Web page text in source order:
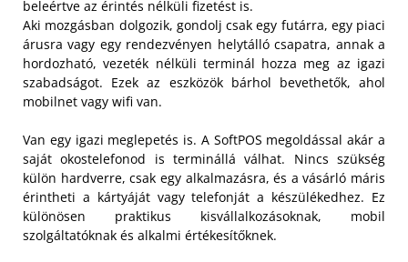
beleértve az érintés nélküli fizetést is.
Aki mozgásban dolgozik, gondolj csak egy futárra, egy piaci
árusra vagy egy rendezvényen helytálló csapatra, annak a
hordozható, vezeték nélküli terminál hozza meg az igazi
szabadságot. Ezek az eszközök bárhol bevethetők, ahol
mobilnet vagy wifi van.
Van egy igazi meglepetés is. A SoftPOS megoldással akár a
saját okostelefonod is terminállá válhat. Nincs szükség
külön hardverre, csak egy alkalmazásra, és a vásárló máris
érintheti a kártyáját vagy telefonját a készülékedhez. Ez
különösen praktikus kisvállalkozásoknak, mobil
szolgáltatóknak és alkalmi értékesítőknek.